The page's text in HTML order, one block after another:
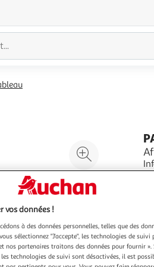
Agrandir
à
200%
Réduire
100
%
le
produit
vos données !
à des données personnelles, telles que des
sélectionnez "J'accepte", les technologies de suivi
nos partenaires traitons des données pour fournir ».
technologies de suivi sont désactivées, il est